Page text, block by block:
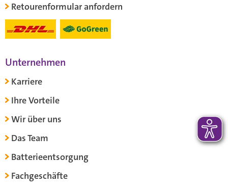
Retourenformular anfordern
Unternehmen
Karriere
Ihre Vorteile
Wir über uns
Das Team
Batterieentsorgung
Fachgeschäfte